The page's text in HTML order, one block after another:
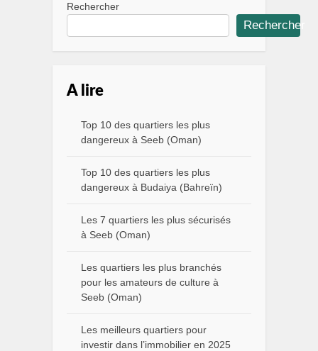
Rechercher
Rechercher
A lire
Top 10 des quartiers les plus
dangereux à Seeb (Oman)
Top 10 des quartiers les plus
dangereux à Budaiya (Bahreïn)
Les 7 quartiers les plus sécurisés
à Seeb (Oman)
Les quartiers les plus branchés
pour les amateurs de culture à
Seeb (Oman)
Les meilleurs quartiers pour
investir dans l’immobilier en 2025